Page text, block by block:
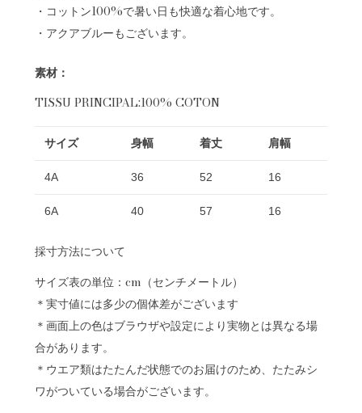
・コットン100%で暑い日も快適な着心地です。
・アクアブルーもございます。
素材：
TISSU PRINCIPAL:100% COTON
サイズ 身幅 着丈 肩幅
4A 36 52 16
6A 40 57 16
採寸方法について
サイズ表の単位：cm（センチメートル）
＊実寸値には多少の個体差がございます
＊画面上の色はブラウザや設定により実物とは異なる場
合があります。
＊ウエア類はたたんだ状態でのお届けのため、たたみシ
ワがついている場合がございます。